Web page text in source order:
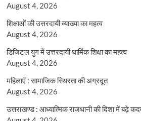
August 4, 2026
शिक्षाओं की उत्तरदायी व्याख्या का महत्व
August 4, 2026
डिजिटल युग में उत्तरदायी धार्मिक शिक्षा का महत्व
August 4, 2026
महिलाएँ : सामाजिक स्थिरता की अग्रदूत
August 4, 2026
उत्तराखण्ड : आध्यात्मिक राजधानी की दिशा में बढ़े